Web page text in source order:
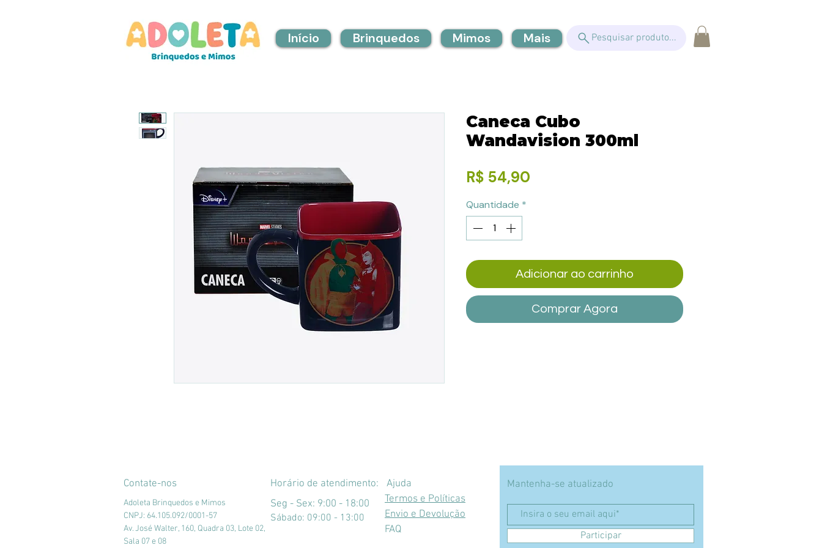
Início Brinquedos Mimos Mais Pesquisar produto...
Caneca Cubo
Wandavision 300ml
R$ 54,90
Quantidade *
Adicionar ao carrinho
Comprar Agora
Contate-nos
Adoleta Brinquedos e Mimos
CNPJ: 64.105.092/0001-57
Av. José Walter, 160, Quadra 03, Lote 02,
Sala 07 e 08
Horário de atendimento:
Ajuda
Seg - Sex: 9:00 - 18:00
​​Sábado: 09:00 - 13:00
Termos e Políticas
Envio e Devolução
FAQ
Mantenha-se atualizado
Participar